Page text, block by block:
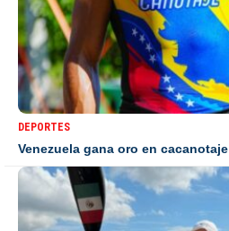
DEPORTES
Venezuela gana oro en